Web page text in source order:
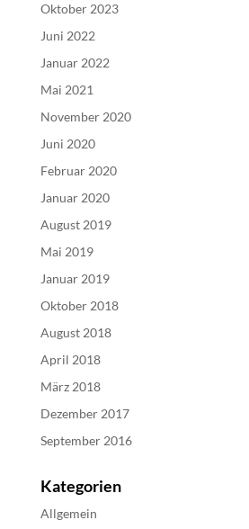
Oktober 2023
Juni 2022
Januar 2022
Mai 2021
November 2020
Juni 2020
Februar 2020
Januar 2020
August 2019
Mai 2019
Januar 2019
Oktober 2018
August 2018
April 2018
März 2018
Dezember 2017
September 2016
Kategorien
Allgemein